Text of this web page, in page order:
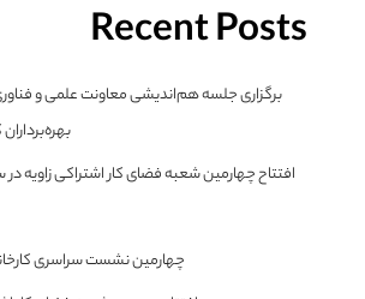
Recent Posts
برگزاری جلسه هم‌اندیشی معاونت علمی و
افتتاح چهارمین شعبه فضای کار اشتراکی زاویه
چهارمین نشست سراسری